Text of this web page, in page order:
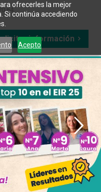
ofrecerles la mejor
Si continúa accediendo
Acepto
64
información